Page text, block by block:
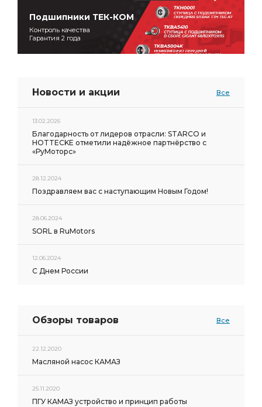
Подшипники ТЕК-КОМ
Контроль качества
Гарантия 2 года
Новости и акции Все
13.02.2026
Благодарность от лидеров отрасли: STARCO и
HOTTECKE отметили надёжное партнёрство с
«РуМоторс»
28.12.2024
Поздравляем вас с наступающим Новым Годом!
28.06.2024
SORL в RuMotors
12.06.2024
С Днем России
Обзоры товаров Все
22.12.2020
Масляной насос КАМАЗ
25.11.2020
ПГУ КАМАЗ устройство и принцип работы